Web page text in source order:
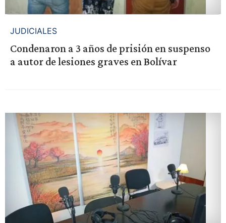
JUDICIALES
Condenaron a 3 años de prisión en suspenso
a autor de lesiones graves en Bolívar